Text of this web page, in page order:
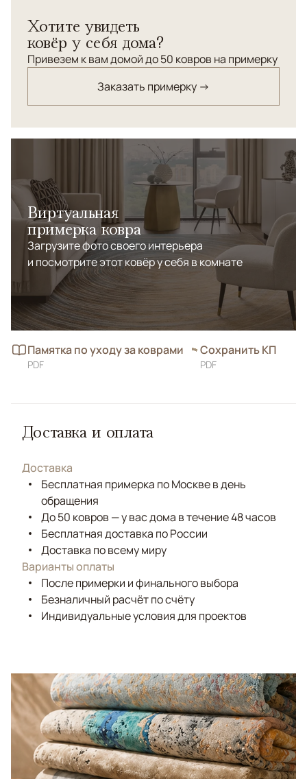
(эксклюзивная коллекция компании "ANSY"). Соткан
из шерсти и бамбукового шелка. Разноуровневая
стрижка ворса.
Хотите увидеть
ковёр у себя дома?
Привезем к вам домой до 50 ковров на примерку
Заказать примерку →
Виртуальная
примерка ковра
Загрузите фото своего интерьера
и посмотрите этот ковёр у себя в комнате
Памятка по уходу за коврами
PDF
Сохранить КП
PDF
Доставка и оплата
Доставка
Бесплатная примерка по Москве в день
обращения
До 50 ковров — у вас дома в течение 48 часов
Бесплатная доставка по России
Доставка по всему миру
Варианты оплаты
После примерки и финального выбора
Безналичный расчёт по счёту
Индивидуальные условия для проектов